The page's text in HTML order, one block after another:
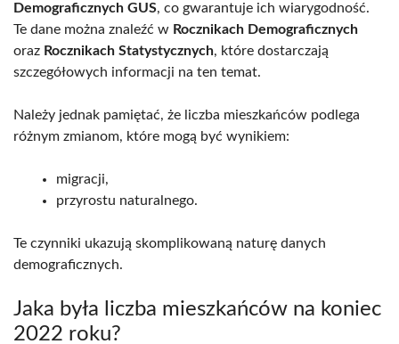
Demograficznych GUS, co gwarantuje ich wiarygodność.
Te dane można znaleźć w Rocznikach Demograficznych
oraz Rocznikach Statystycznych, które dostarczają
szczegółowych informacji na ten temat.
Należy jednak pamiętać, że liczba mieszkańców podlega
różnym zmianom, które mogą być wynikiem:
migracji,
przyrostu naturalnego.
Te czynniki ukazują skomplikowaną naturę danych
demograficznych.
Jaka była liczba mieszkańców na koniec
2022 roku?